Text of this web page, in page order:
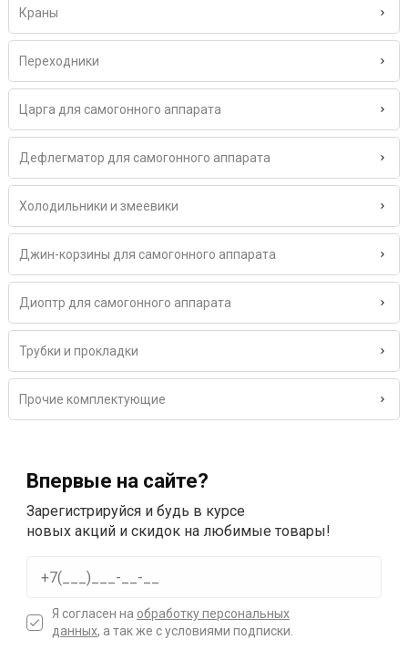
Краны
Переходники
Царга для самогонного аппарата
Дефлегматор для самогонного аппарата
Холодильники и змеевики
Джин-корзины для самогонного аппарата
Диоптр для самогонного аппарата
Трубки и прокладки
Прочие комплектующие
Впервые на сайте?
Зарегистрируйся и будь в курсе
новых акций и скидок на любимые товары!
Я согласен на обработку персональных
данных, а так же с условиями подписки.